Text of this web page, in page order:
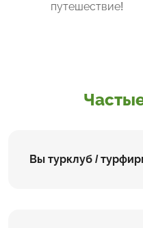
путешествие!
Вы турклуб /